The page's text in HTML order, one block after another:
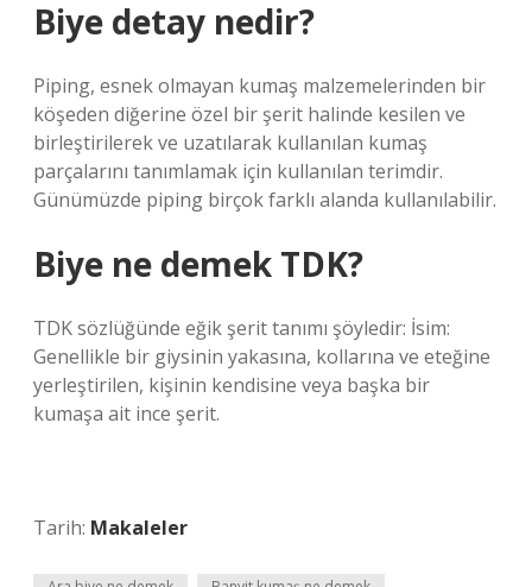
Biye detay nedir?
Piping, esnek olmayan kumaş malzemelerinden bir
köşeden diğerine özel bir şerit halinde kesilen ve
birleştirilerek ve uzatılarak kullanılan kumaş
parçalarını tanımlamak için kullanılan terimdir.
Günümüzde piping birçok farklı alanda kullanılabilir.
Biye ne demek TDK?
TDK sözlüğünde eğik şerit tanımı şöyledir: İsim:
Genellikle bir giysinin yakasına, kollarına ve eteğine
yerleştirilen, kişinin kendisine veya başka bir
kumaşa ait ince şerit.
Tarih: Makaleler